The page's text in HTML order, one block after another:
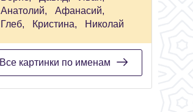
Анатолий,
Афанасий,
Глеб,
Кристина, Николай
Все картинки по именам